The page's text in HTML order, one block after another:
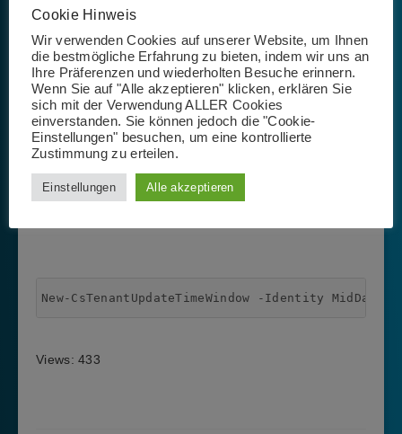
New-CsTenantUpdateTimeWindow -Identity
New-CsTenantUpdateTimeWindow -Identity
New-CsTenantUpdateTimeWindow -Identity
Views: 433
Cookie Hinweis
Wir verwenden Cookies auf unserer Website, um Ihnen
die bestmögliche Erfahrung zu bieten, indem wir uns an
Ihre Präferenzen und wiederholten Besuche erinnern.
Wenn Sie auf "Alle akzeptieren" klicken, erklären Sie
sich mit der Verwendung ALLER Cookies
einverstanden. Sie können jedoch die "Cookie-
Einstellungen" besuchen, um eine kontrollierte
Zustimmung zu erteilen.
Einstellungen Alle akzeptieren